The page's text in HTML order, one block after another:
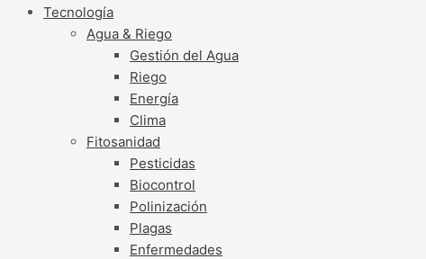
Tecnología
Agua & Riego
Gestión del Agua
Riego
Energía
Clima
Fitosanidad
Pesticidas
Biocontrol
Polinización
Plagas
Enfermedades